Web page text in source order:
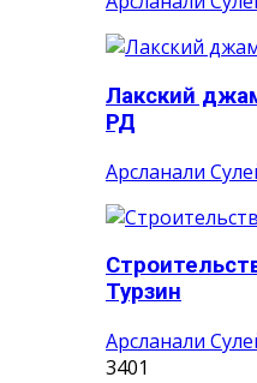
Лакский
РД
Арсланали
Турзин
Арсланали
3401